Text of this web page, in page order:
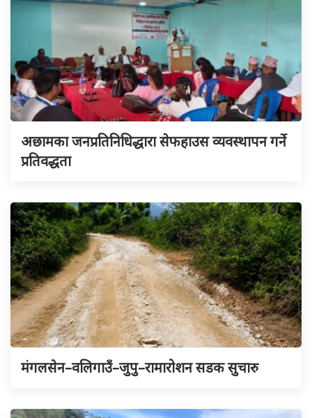
अछामका जनप्रतिनिधिद्धारा सेफहाउस व्यवस्थापन गर्ने
प्रतिवद्धता
मंगलसेन–वलिगाउँ–जुपु–रामारोशन सडक सुचारु